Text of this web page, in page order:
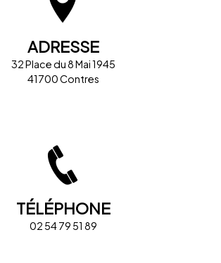
ADRESSE
32 Place du 8 Mai 1945
41700 Contres
TÉLÉPHONE
02 54 79 51 89